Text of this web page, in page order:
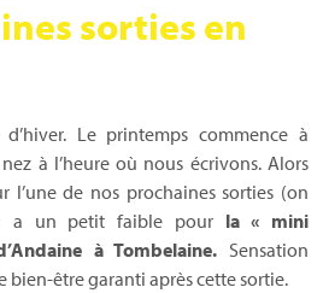
sorties en
Le printemps commence à
à l’heure où nous écrivons. Alors
l’une de nos prochaines sorties (on
a un petit faible pour la « mini
à Tombelaine. Sensation
bien-être garanti après cette sortie.